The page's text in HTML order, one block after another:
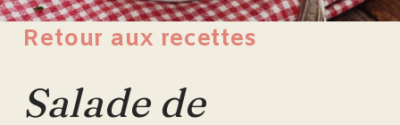
Retour aux recettes
Salade de